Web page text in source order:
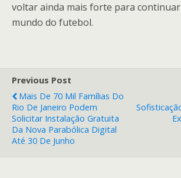
voltar ainda mais forte para
mundo do futebol.
Previous Post
Mais De 70 Mil Famílias Do
Rio De Janeiro Podem
Solicitar Instalação Gratuita
Da Nova Parabólica Digital
Até 30 De Junho